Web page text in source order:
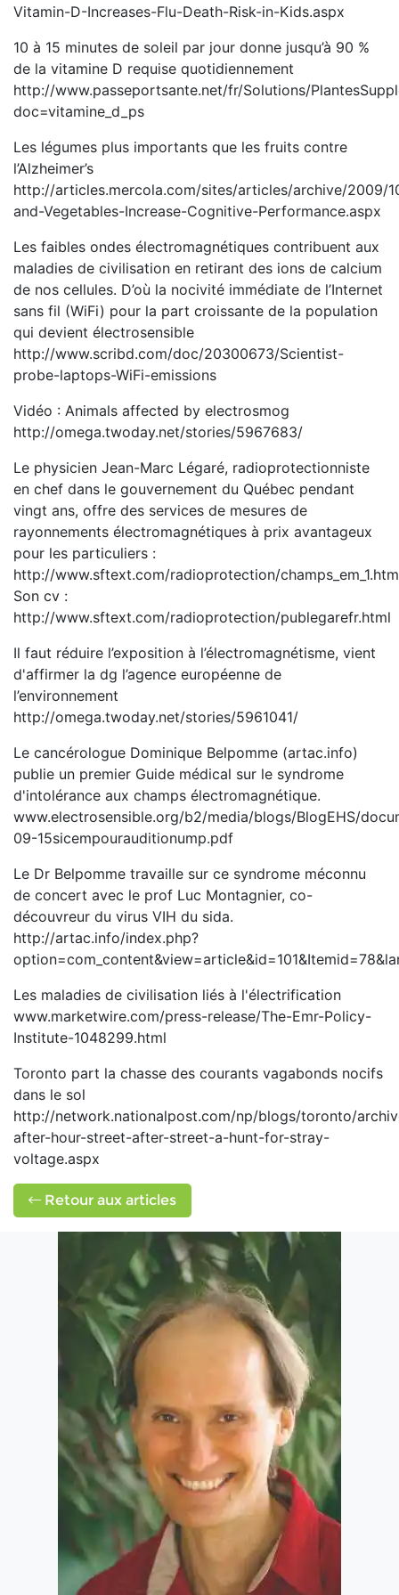
Vitamin-D-Increases-Flu-Death-Risk-in-Kids.aspx
10 à 15 minutes de soleil par jour donne jusqu’à 90 %
de la vitamine D requise quotidiennement
http://www.passeportsante.net/fr/Solutions/
doc=vitamine_d_ps
Les légumes plus importants que les fruits contre
l’Alzheimer’s
http://articles.mercola.com/sites/articles/archive/2009/
and-Vegetables-Increase-Cognitive-Performance.aspx
Les faibles ondes électromagnétiques contribuent aux
maladies de civilisation en retirant des ions de calcium
de nos cellules. D’où la nocivité immédiate de l’Internet
sans fil (WiFi) pour la part croissante de la population
qui devient électrosensible
http://www.scribd.com/doc/20300673/Scientist-
probe-laptops-WiFi-emissions
Vidéo : Animals affected by electrosmog
http://omega.twoday.net/stories/5967683/
Le physicien Jean-Marc Légaré, radioprotectionniste
en chef dans le gouvernement du Québec pendant
vingt ans, offre des services de mesures de
rayonnements électromagnétiques à prix avantageux
pour les particuliers :
http://www.sftext.com/radioprotection/
Son cv :
http://www.sftext.com/radioprotection/publegarefr.html
Il faut réduire l’exposition à l’électromagnétisme, vient
d'affirmer la dg l’agence européenne de
l’environnement
http://omega.twoday.net/stories/5961041/
Le cancérologue Dominique Belpomme (artac.info)
publie un premier Guide médical sur le syndrome
d'intolérance aux champs électromagnétique.
www.electrosensible.org/b2/media/blogs/BlogEHS/
09-15sicempourauditionump.pdf
Le Dr Belpomme travaille sur ce syndrome méconnu
de concert avec le prof Luc Montagnier, co-
découvreur du virus VIH du sida.
http://artac.info/index.php?
Les maladies de civilisation liés à l'électrification
www.marketwire.com/press-release/The-Emr-Policy-
Institute-1048299.html
Toronto part la chasse des courants vagabonds nocifs
dans le sol
http://network.nationalpost.com/np/blogs/toronto/
after-hour-street-after-street-a-hunt-for-stray-
voltage.aspx
Retour aux articles